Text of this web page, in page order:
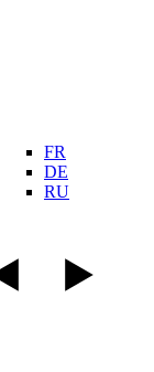
FR
DE
RU